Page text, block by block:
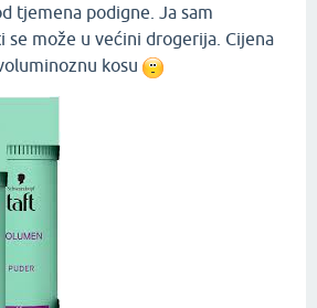
tjemena podigne. Ja sam
se može u većini drogerija. Cijena
kosu